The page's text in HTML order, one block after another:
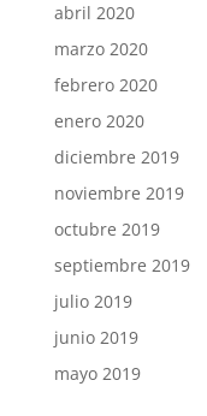
abril 2020
marzo 2020
febrero 2020
enero 2020
diciembre 2019
noviembre 2019
octubre 2019
septiembre 2019
julio 2019
junio 2019
mayo 2019